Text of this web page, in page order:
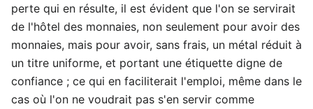
perte qui en résulte, il est évident que l'on se servirait
de l'hôtel des monnaies, non seulement pour avoir des
monnaies, mais pour avoir, sans frais, un métal réduit à
un titre uniforme, et portant une étiquette digne de
confiance ; ce qui en faciliterait l'emploi, même dans le
cas où l'on ne voudrait pas s'en servir comme